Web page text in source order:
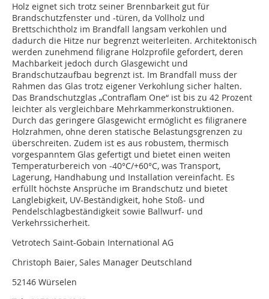
Holz eignet sich trotz seiner Brennbarkeit gut für
Brandschutzfenster und -türen, da Vollholz und
Brettschichtholz im Brandfall langsam verkohlen und
dadurch die Hitze nur begrenzt weiterleiten. Architektonisch
werden zunehmend filigrane Holzprofile gefordert, deren
Machbarkeit jedoch durch Glasgewicht und
Brandschutzaufbau begrenzt ist. Im Brandfall muss der
Rahmen das Glas trotz eigener Verkohlung sicher halten.
Das Brandschutzglas „Contraflam One“ ist bis zu 42 Prozent
leichter als vergleichbare Mehrkammerkonstruktionen.
Durch das geringere Glasgewicht ermöglicht es filigranere
Holzrahmen, ohne deren statische Belastungsgrenzen zu
überschreiten. Zudem ist es aus robustem, thermisch
vorgespanntem Glas gefertigt und bietet einen weiten
Temperaturbereich von ‑40°C/+60°C, was Transport,
Lagerung, Handhabung und Installation vereinfacht. Es
erfüllt höchste Ansprüche im Brandschutz und bietet
Langlebigkeit, UV-Beständigkeit, hohe Stoß- und
Pendelschlagbeständigkeit sowie Ballwurf- und
Verkehrssicherheit.
Vetrotech Saint-Gobain International AG
Christoph Baier, Sales Manager Deutschland
52146 Würselen